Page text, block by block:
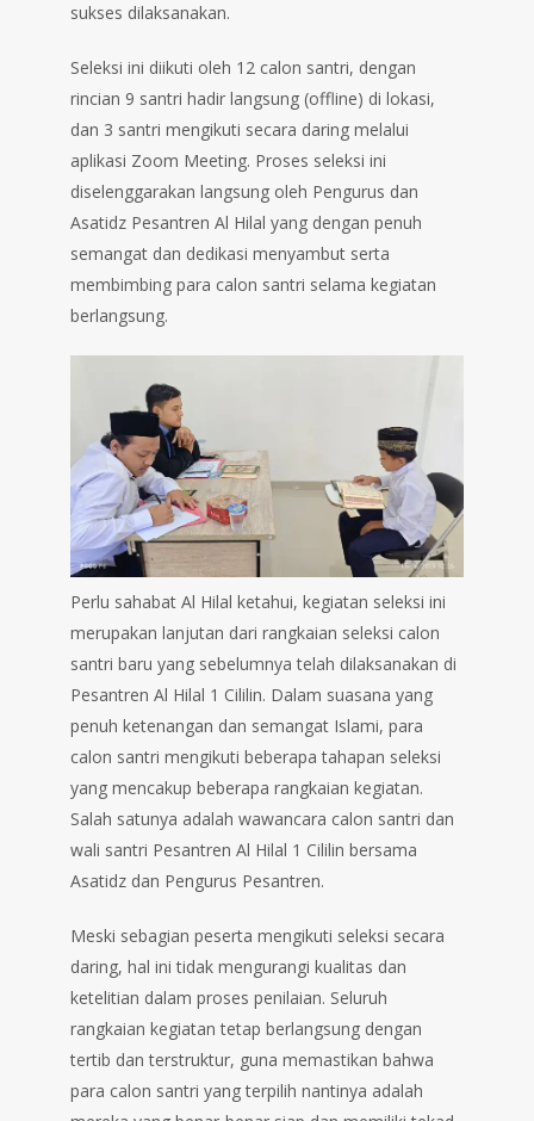
sukses dilaksanakan.
Seleksi ini diikuti oleh 12 calon santri, dengan
rincian 9 santri hadir langsung (offline) di lokasi,
dan 3 santri mengikuti secara daring melalui
aplikasi Zoom Meeting. Proses seleksi ini
diselenggarakan langsung oleh Pengurus dan
Asatidz Pesantren Al Hilal yang dengan penuh
semangat dan dedikasi menyambut serta
membimbing para calon santri selama kegiatan
berlangsung.
Perlu sahabat Al Hilal ketahui, kegiatan seleksi ini
merupakan lanjutan dari rangkaian seleksi calon
santri baru yang sebelumnya telah dilaksanakan di
Pesantren Al Hilal 1 Cililin. Dalam suasana yang
penuh ketenangan dan semangat Islami, para
calon santri mengikuti beberapa tahapan seleksi
yang mencakup beberapa rangkaian kegiatan.
Salah satunya adalah wawancara calon santri dan
wali santri Pesantren Al Hilal 1 Cililin bersama
Asatidz dan Pengurus Pesantren.
Meski sebagian peserta mengikuti seleksi secara
daring, hal ini tidak mengurangi kualitas dan
ketelitian dalam proses penilaian. Seluruh
rangkaian kegiatan tetap berlangsung dengan
tertib dan terstruktur, guna memastikan bahwa
para calon santri yang terpilih nantinya adalah